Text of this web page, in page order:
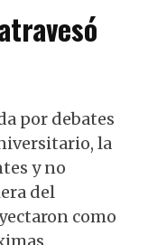
por debates
la
y no
del
como